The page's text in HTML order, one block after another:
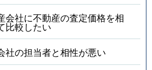
会社に不動産の査定価格を相
比較したい
社の担当者と相性が悪い